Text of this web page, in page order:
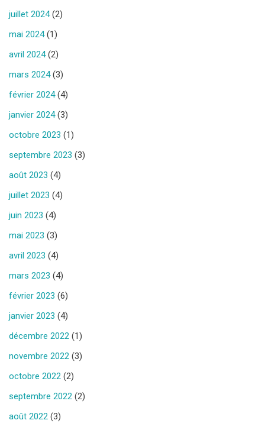
juillet 2024(2)
mai 2024(1)
avril 2024(2)
mars 2024(3)
février 2024(4)
janvier 2024(3)
octobre 2023 (1)
septembre 2023 (3)
août 2023 (4)
juillet 2023 (4)
juin 2023 (4)
mai 2023 (3)
avril 2023 (4)
mars 2023 (4)
février 2023 (6)
janvier 2023 (4)
décembre 2022 (1)
novembre 2022 (3)
octobre 2022 (2)
septembre 2022 (2)
août 2022 (3)